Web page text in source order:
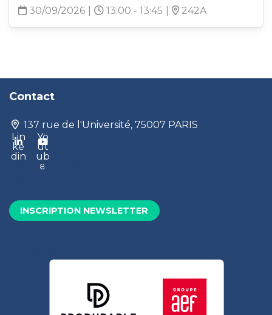
30/09/2026 13:00 - 13:45 242A
Contact
137 rue de l'Université, 75007 PARIS
Lin
ke
din
Yo
ut
ub
e
Mentions légales
INSCRIPTION NEWSLETTER